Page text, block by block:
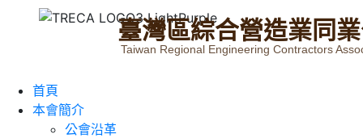
臺灣區綜合營造業同業
Taiwan Regional Engineering Contractors
首頁
本會簡介
公會沿革